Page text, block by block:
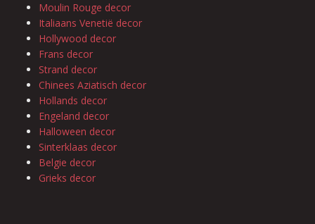
Moulin Rouge decor
Italiaans Venetië decor
Hollywood decor
Frans decor
Strand decor
Chinees Aziatisch decor
Hollands decor
Engeland decor
Halloween decor
Sinterklaas decor
Belgie decor
Grieks decor